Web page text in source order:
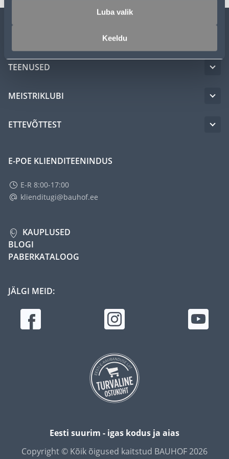
Luba valik
Keeldu
TEENUSED
MEISTRIKLUBI
ETTEVÕTTEST
E-POE KLIENDITEENINDUS
E-R 8:00-17:00
klienditugi@bauhof.ee
KAUPLUSED
BLOGI
PABERKATALOOG
JÄLGI MEID:
Eesti suurim - igas kodus ja aias
Copyright © Kõik õigused kaitstud BAUHOF 2026